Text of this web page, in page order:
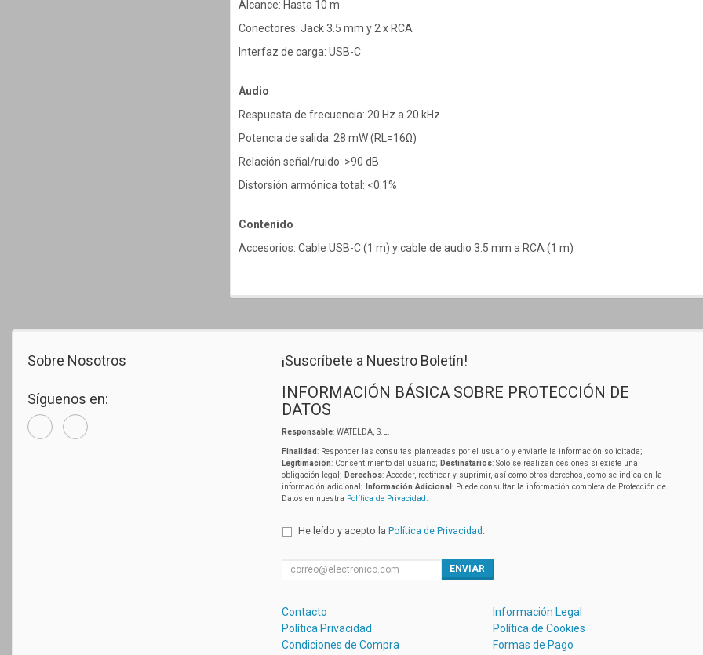
Alcance: Hasta 10 m
Conectores: Jack 3.5 mm y 2 x RCA
Interfaz de carga: USB-C
Audio
Respuesta de frecuencia: 20 Hz a 20 kHz
Potencia de salida: 28 mW (RL=16Ω)
Relación señal/ruido: >90 dB
Distorsión armónica total: <0.1%
Contenido
Accesorios: Cable USB-C (1 m) y cable de audio 3.5 mm a RCA (1 m)
Sobre Nosotros
Síguenos en:
¡Suscríbete a Nuestro Boletín!
INFORMACIÓN BÁSICA SOBRE PROTECCIÓN DE
DATOS
Responsable: WATELDA, S.L.
Finalidad: Responder las consultas planteadas por el usuario y enviarle la información solicitada;
Legitimación: Consentimiento del usuario; Destinatarios: Solo se realizan cesiones si existe una
obligación legal; Derechos: Acceder, rectificar y suprimir, así como otros derechos, como se indica en la
información adicional;
Información Adicional : Puede consultar la información completa de Protección de
Datos en nuestra Política de Privacidad.
He leído y acepto la Política de Privacidad .
ENVIAR
Contacto
Información Legal
Política Privacidad
Política de Cookies
Condiciones de Compra
Formas de Pago